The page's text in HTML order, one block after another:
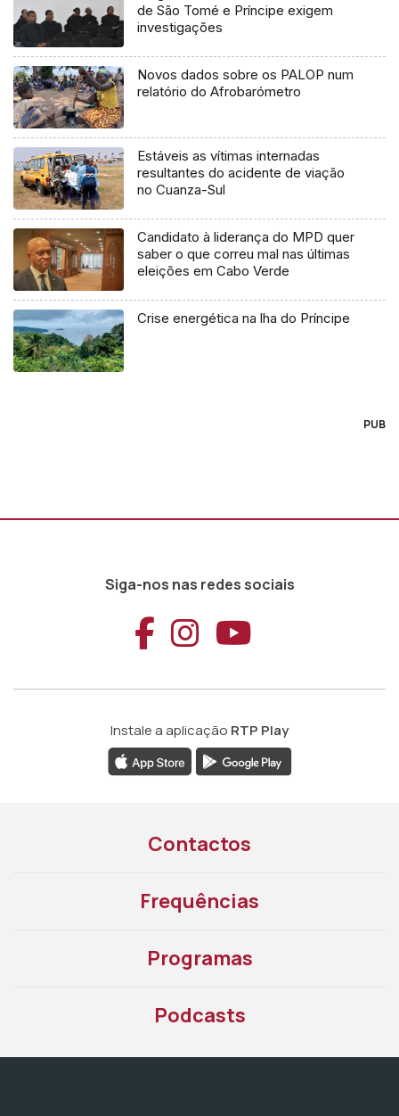
de São Tomé e Príncipe exigem
investigações
Novos dados sobre os PALOP num
relatório do Afrobarómetro
Estáveis as vítimas internadas
resultantes do acidente de viação
no Cuanza-Sul
Candidato à liderança do MPD quer
saber o que correu mal nas últimas
eleições em Cabo Verde
Crise energética na lha do Príncipe
PUB
Siga-nos nas redes sociais
Aceder ao
Aceder ao
Aceder
Instale a aplicação RTP Play
Contactos
Frequências
Programas
Podcasts